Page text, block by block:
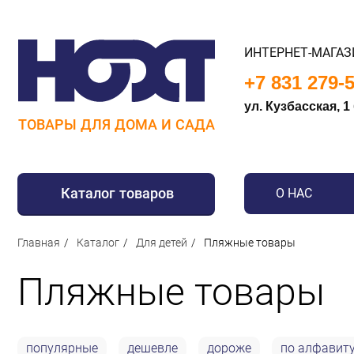
ТОВАРЫ ДЛЯ ДОМА И САДА
ИНТЕРНЕТ-
+7 831 279-
ул. Кузбасская, 1
Каталог товаров
Для дома
Сантехника
Для детей
О НАС
Главная Каталог Для детей Пляжные товары
Пляжные товары
популярные дешевле дороже по